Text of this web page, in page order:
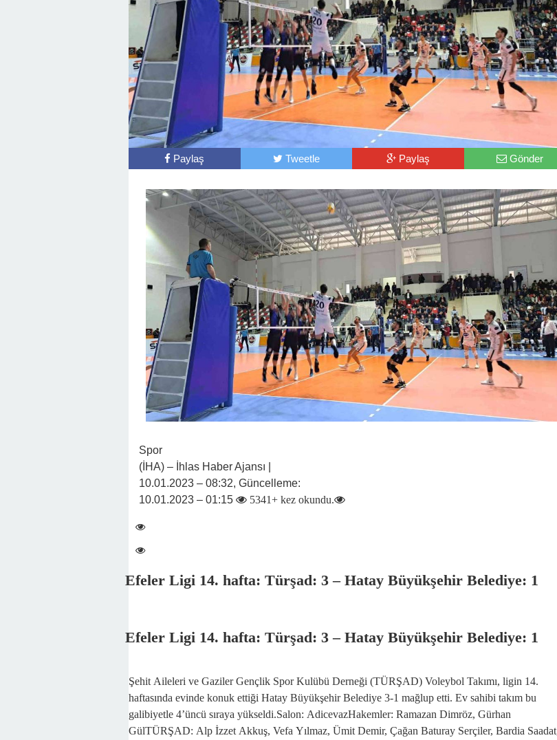
Paylaş Tweetle Paylaş Gönder
Spor
(İHA) – İhlas Haber Ajansı |
10.01.2023 – 08:32, Güncelleme:
10.01.2023 – 01:15
5341+ kez okundu.
Efeler Ligi 14. hafta: Türşad: 3 – Hatay Büyükşehir Belediye: 1
Efeler Ligi 14. hafta: Türşad: 3 – Hatay Büyükşehir Belediye: 1
Şehit Aileleri ve Gaziler Gençlik Spor Kulübü Derneği (TÜRŞAD) Voleybol Takımı, ligin 14.
haftasında evinde konuk ettiği Hatay Büyükşehir Belediye 3-1 mağlup etti. Ev sahibi takım bu
galibiyetle 4’üncü sıraya yükseldi.Salon: AdicevazHakemler: Ramazan Dimröz, Gürhan
GülTÜRŞAD: Alp İzzet Akkuş, Vefa Yılmaz, Ümit Demir, Çağan Baturay Serçiler, Bardia Saadat,